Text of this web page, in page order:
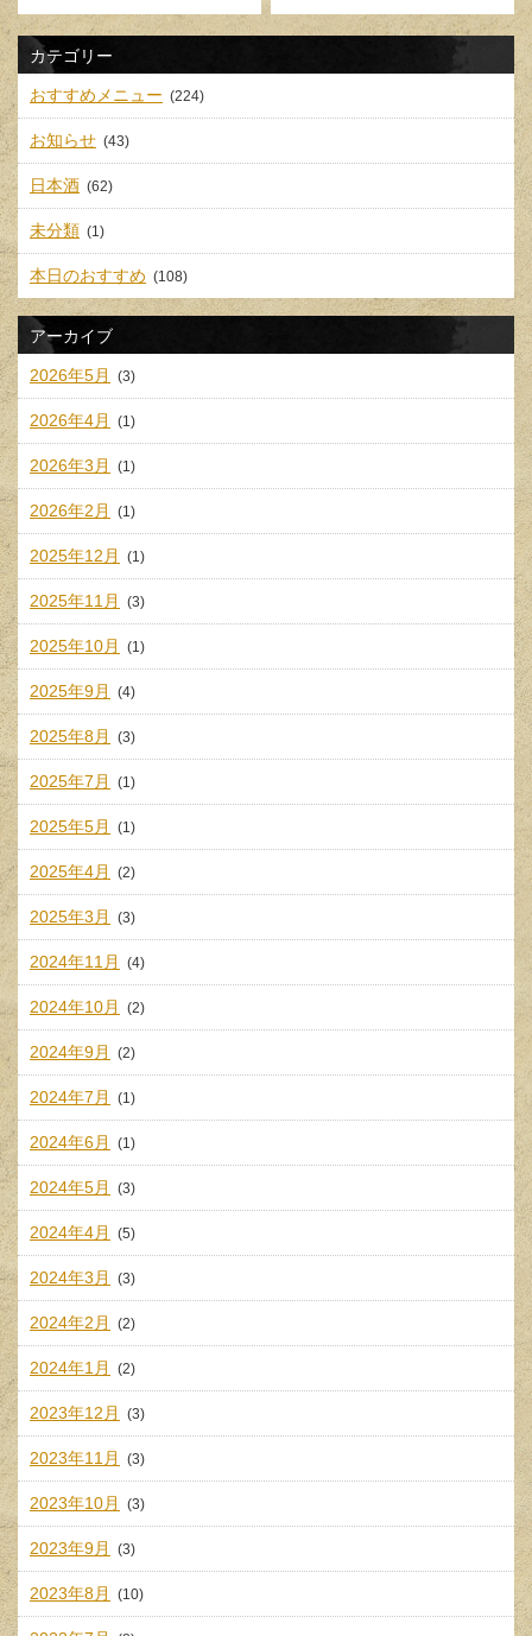
カテゴリー
おすすめメニュー (224)
お知らせ (43)
日本酒 (62)
未分類 (1)
本日のおすすめ (108)
アーカイブ
2026年5月 (3)
2026年4月 (1)
2026年3月 (1)
2026年2月 (1)
2025年12月 (1)
2025年11月 (3)
2025年10月 (1)
2025年9月 (4)
2025年8月 (3)
2025年7月 (1)
2025年5月 (1)
2025年4月 (2)
2025年3月 (3)
2024年11月 (4)
2024年10月 (2)
2024年9月 (2)
2024年7月 (1)
2024年6月 (1)
2024年5月 (3)
2024年4月 (5)
2024年3月 (3)
2024年2月 (2)
2024年1月 (2)
2023年12月 (3)
2023年11月 (3)
2023年10月 (3)
2023年9月 (3)
2023年8月 (10)